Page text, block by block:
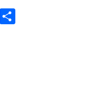
Pa
rt